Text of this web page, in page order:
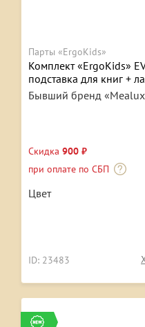
Парты «ErgoKids»
Комплект «ErgoKids»
подставка для книг +
Бывший бренд
Скидка 900 ₽
при оплате по СБП
Цвет
ID: 23483